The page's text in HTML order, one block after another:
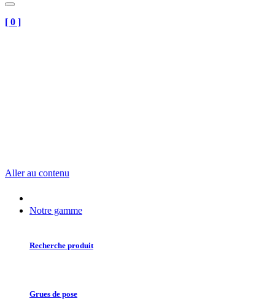
[ 0 ]
Aller au contenu
Notre gamme
Recherche produit
Grues de pose